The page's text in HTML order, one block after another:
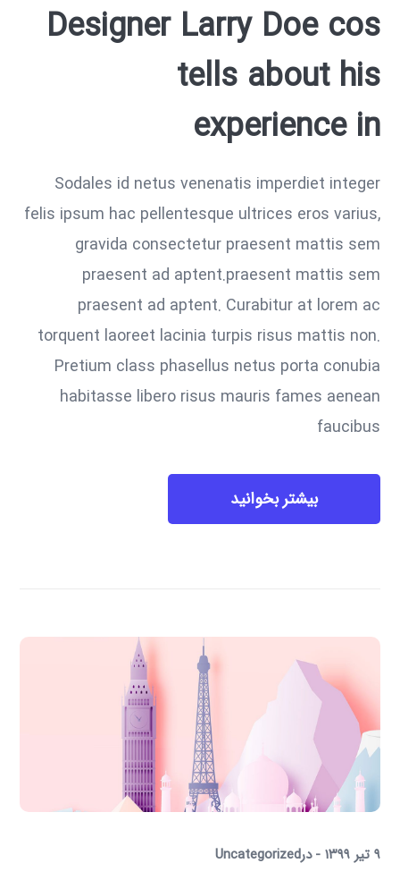
Designer Larry Doe cos
tells about his
experience in
Sodales id netus venenatis imperdiet integer
felis ipsum hac pellentesque ultrices eros varius,
gravida consectetur praesent mattis sem
praesent ad aptent.praesent mattis sem
praesent ad aptent. Curabitur at lorem ac
torquent laoreet lacinia turpis risus mattis non.
Pretium class phasellus netus porta conubia
habitasse libero risus mauris fames aenean
faucibus
بیشتر بخوانید
۹ تیر ۱۳۹۹ درUncategorized